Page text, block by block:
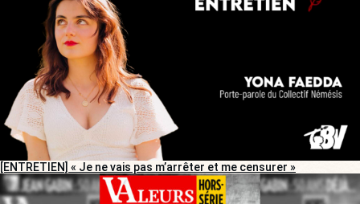
[ENTRETIEN] « Je ne vais pas m’arrêter et me censurer »